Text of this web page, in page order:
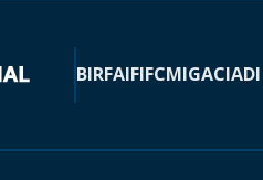
BIRFAIFIFCMIGACIADI